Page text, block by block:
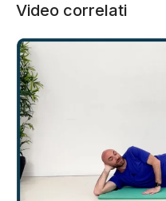
Video correlati